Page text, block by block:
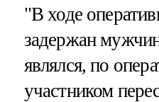
"В ходе
задержан
являлся, по
участником